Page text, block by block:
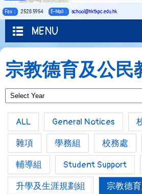
Fax： 2528 5954 E-Mail： school@hktkpc.edu.hk
MENU
宗教德育及公民
ALL General Notices
雜項
學務組 校務處
輔導組
Student Support
升學及生涯規劃組
宗教德